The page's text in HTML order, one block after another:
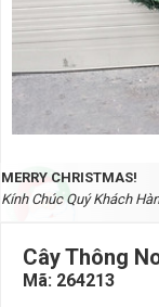
MERRY CHRISTMAS!
Kính Chúc Quý Khách
Cây Thông
Mã: 264213